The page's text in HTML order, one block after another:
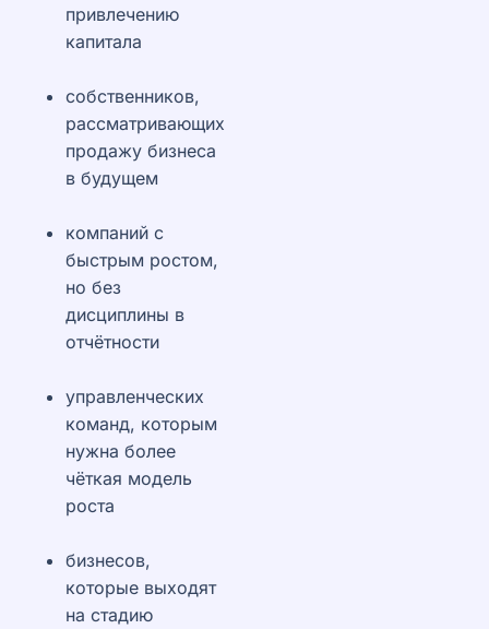
привлечению
капитала
собственников,
рассматривающих
продажу бизнеса
в будущем
компаний с
быстрым ростом,
но без
дисциплины в
отчётности
управленческих
команд, которым
нужна более
чёткая модель
роста
бизнесов,
которые выходят
на стадию